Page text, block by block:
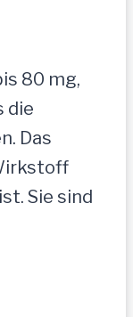
80 mg,
die
Das
Sie sind